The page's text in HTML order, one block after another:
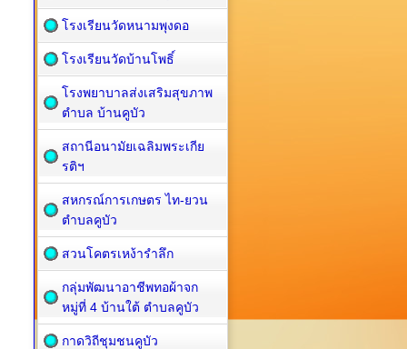
โรงเรียนวัดหนามพุงดอ
โรงเรียนวัดบ้านโพธิ์
โรงพยาบาลส่งเสริมสุขภาพ
ตำบล บ้านคูบัว
สถานีอนามัยเฉลิมพระเกีย
รติฯ
สหกรณ์การเกษตร ไท-ยวน
ตำบลคูบัว
สวนโคตรเหง้ารำลึก
กลุ่มพัฒนาอาชีพทอผ้าจก
หมู่ที่ 4 บ้านใต้ ตำบลคูบัว
กาดวิถีชุมชนคูบัว